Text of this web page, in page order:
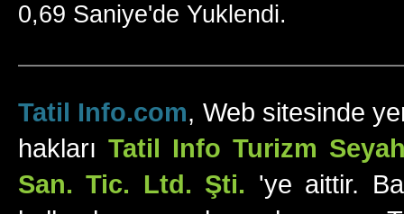
0,69 Saniye'de Yuklendi.
Tatil Info.com, Web sitesinde
hakları Tatil Info Turizm
San. Tic. Ltd. Şti. 'ye aittir.